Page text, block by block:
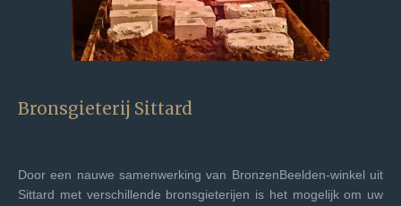
Bronsgieterij Sittard
Door een nauwe samenwerking van BronzenBeelden-winkel uit
Sittard met verschillende bronsgieterijen is het mogelijk om uw